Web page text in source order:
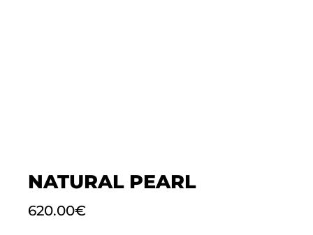
NATURAL PEARL
620.00€